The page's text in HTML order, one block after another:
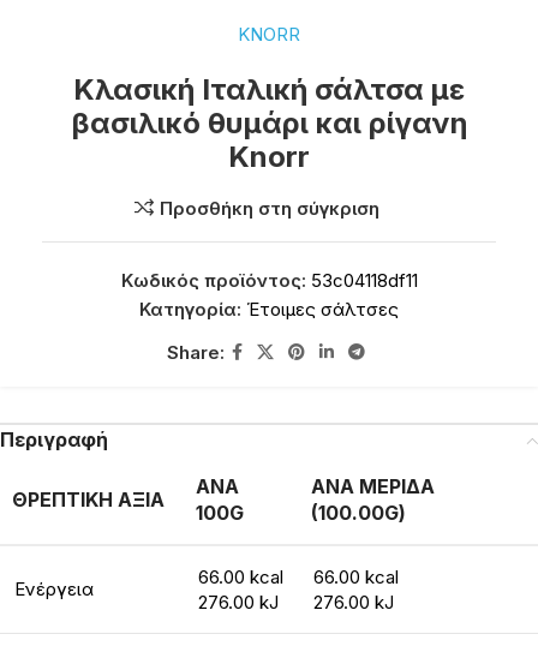
KNORR
Κλασική Ιταλική σάλτσα με
βασιλικό θυμάρι και ρίγανη
Knorr
Προσθήκη στη σύγκριση
Κωδικός προϊόντος: 53c04118df11
Κατηγορία: Έτοιμες σάλτσες
Share:
Περιγραφή
ΘΡΕΠΤΙΚΗ ΑΞΙΑ
ΑΝΑ
100G
ΑΝΑ ΜΕΡΙΔΑ
(100.00G)
Ενέργεια
66.00 kcal
276.00 kJ
66.00 kcal
276.00 kJ